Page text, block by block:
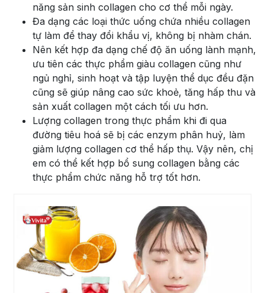
năng sản sinh collagen cho cơ thể mỗi ngày.
Đa dạng các loại thức uống chứa nhiều collagen
tự làm để thay đổi khẩu vị, không bị nhàm chán.
Nên kết hợp đa dạng chế độ ăn uống lành mạnh,
ưu tiên các thực phẩm giàu collagen cũng như
ngủ nghỉ, sinh hoạt và tập luyện thể dục đều đặn
cũng sẽ giúp nâng cao sức khoẻ, tăng hấp thu và
sản xuất collagen một cách tối ưu hơn.
Lượng collagen trong thực phẩm khi đi qua
đường tiêu hoá sẽ bị các enzym phân huỷ, làm
giảm lượng collagen cơ thể hấp thụ. Vậy nên, chị
em có thể kết hợp bổ sung collagen bằng các
thực phẩm chức năng hỗ trợ tốt hơn.